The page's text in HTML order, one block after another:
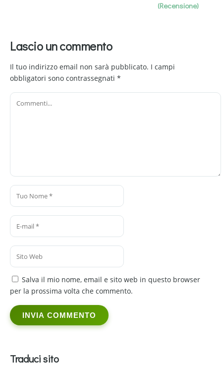
(Recensione)
Lascio un commento
Il tuo indirizzo email non sarà pubblicato. I campi
obbligatori sono contrassegnati *
Salva il mio nome, email e sito web in questo browser
per la prossima volta che commento.
Traduci sito